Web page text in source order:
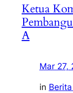
Ketua
A
Mar 27,
in